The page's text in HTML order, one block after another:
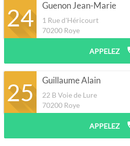
24 Guenon Jean-Marie
1 Rue d'Héricourt
70200 Roye
APPELEZ
25 Guillaume Alain
22 B Voie de Lure
70200 Roye
APPELEZ